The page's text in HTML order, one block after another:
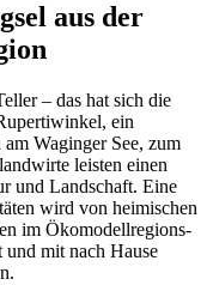
aus der
– das hat sich die
ein
Waginger See, zum
leisten einen
und Landschaft. Eine
wird von heimischen
im Ökomodellregions-
mit nach Hause